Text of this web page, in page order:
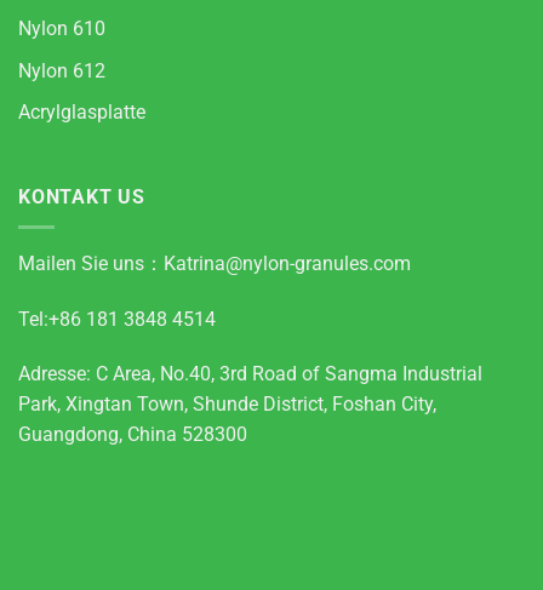
Nylon 610
Nylon 612
Acrylglasplatte
KONTAKT US
Mailen Sie uns： Katrina@nylon-granules.com
Tel:+86 181 3848 4514
Adresse: C Area, No.40, 3rd Road of Sangma Industrial
Park, Xingtan Town, Shunde District, Foshan City,
Guangdong, China 528300